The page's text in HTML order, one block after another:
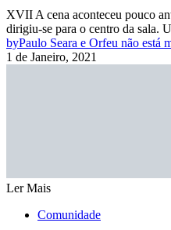
XVII A cena aconteceu pouco
dirigiu-se para o centro da sala.
byPaulo Seara e Orfeu não está
1 de Janeiro, 2021
Ler Mais
Comunidade